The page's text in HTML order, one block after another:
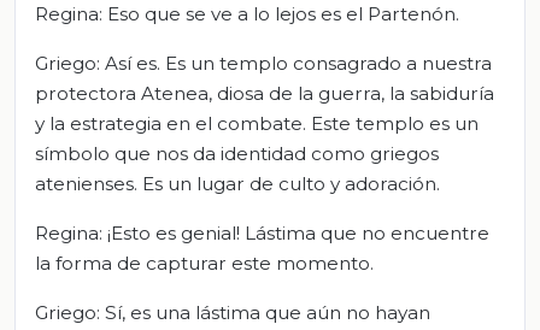
Regina: Eso que se ve a lo lejos es el Partenón.
Griego: Así es. Es un templo consagrado a nuestra
protectora Atenea, diosa de la guerra, la sabiduría
y la estrategia en el combate. Este templo es un
símbolo que nos da identidad como griegos
atenienses. Es un lugar de culto y adoración.
Regina: ¡Esto es genial! Lástima que no encuentre
la forma de capturar este momento.
Griego: Sí, es una lástima que aún no hayan